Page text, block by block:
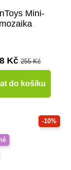
Mini-
mozaika
Kč 255 Kč
do košíku
-10%